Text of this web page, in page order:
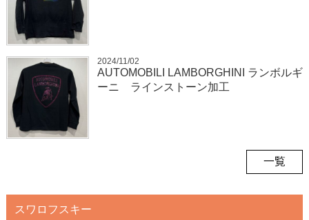
2024/11/02
AUTOMOBILI LAMBORGHINI ランボルギ
ーニ ラインストーン加工
一覧
スワロフスキー